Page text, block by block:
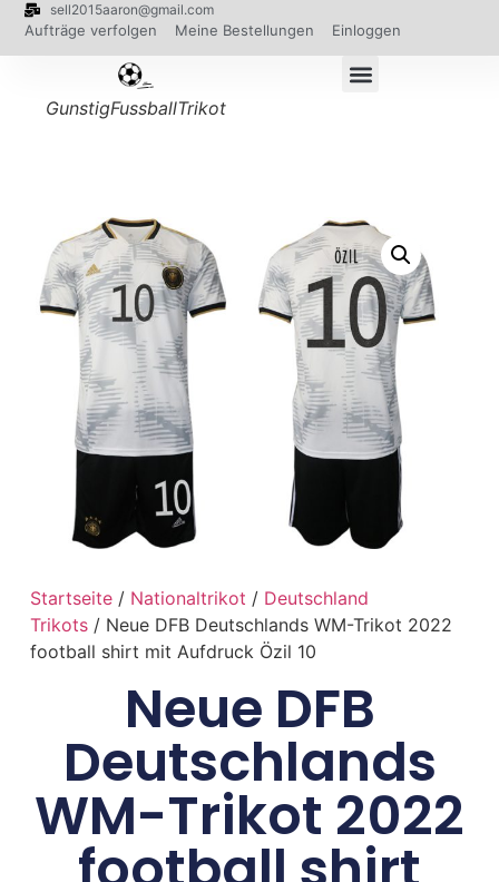
sell2015aaron@gmail.com
Aufträge verfolgen Meine Bestellungen Einloggen
GunstigFussballTrikot
Startseite/ Nationaltrikot / Deutschland
Trikots/ Neue DFB Deutschlands WM-Trikot 2022
football shirt mit Aufdruck Özil 10
Neue DFB
Deutschlands
WM-Trikot 2022